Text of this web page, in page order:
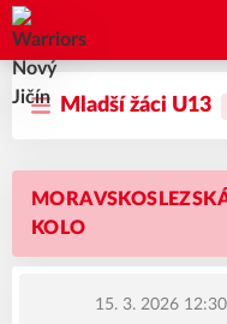
Warriors Nový Jičín
Mladší žáci U13
KOLO
15. 3. 2026 12:30